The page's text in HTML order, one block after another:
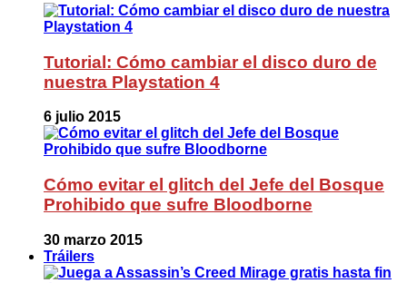
Tutorial: Cómo cambiar el disco duro de
nuestra Playstation 4
6 julio 2015
Cómo evitar el glitch del Jefe del Bosque
Prohibido que sufre Bloodborne
30 marzo 2015
Tráilers